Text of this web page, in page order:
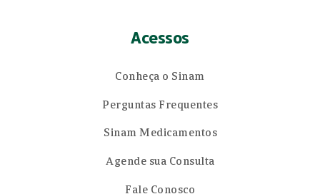
Acessos
Conheça o Sinam
Perguntas Frequentes
Sinam Medicamentos
Agende sua Consulta
Fale Conosco